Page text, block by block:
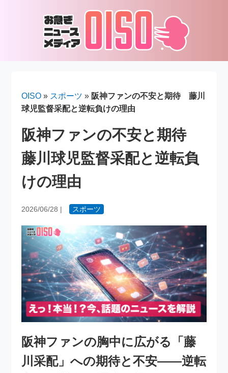
OISO » スポーツ » 阪神ファンの不安と期待 藤川
球児監督采配と逆転負けの理由
阪神ファンの不安と期待
藤川球児監督采配と逆転負
けの理由
2026/06/28 | スポーツ
阪神ファンの胸中に広がる「藤
川采配」への期待と不安――逆転